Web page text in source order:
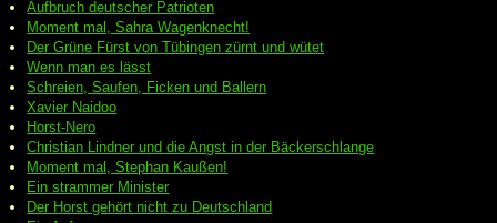
Aufbruch deutscher Patrioten
Moment mal, Sahra Wagenknecht!
Der Grüne Fürst von Tübingen zürnt und wütet
Wenn man es lässt
Schreien, Saufen, Ficken und Ballern
Xavier Naidoo
Horst-Nero
Christian Lindner und die Angst in der Bäckerschlange
Moment mal, Stephan Kaußen!
Ein strammer Minister
Der Horst gehört nicht zu Deutschland